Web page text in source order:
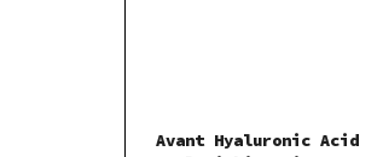
Avant Hyaluronic Acid